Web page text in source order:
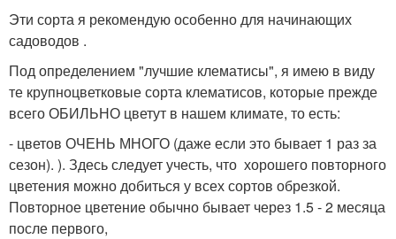
Эти сорта я рекомендую особенно для начинающих
садоводов .
Под определением "лучшие клематисы", я имею в виду
те крупноцветковые сорта клематисов, которые прежде
всего ОБИЛЬНО цветут в нашем климате, то есть:
- цветов ОЧЕНЬ МНОГО (даже если это бывает 1 раз за
сезон). ). Здесь следует учесть, что хорошего повторного
цветения можно добиться у всех сортов обрезкой.
Повторное цветение обычно бывает через 1.5 - 2 месяца
после первого,